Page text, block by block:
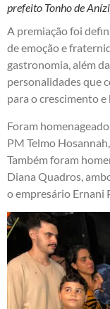
prefeito Tonho de
A premiação foi
de emoção e
gastronomia, além
personalidades que
para o crescimento
Foram
PM Telmo
Também foram
Diana Quadros,
o empresário Ernani